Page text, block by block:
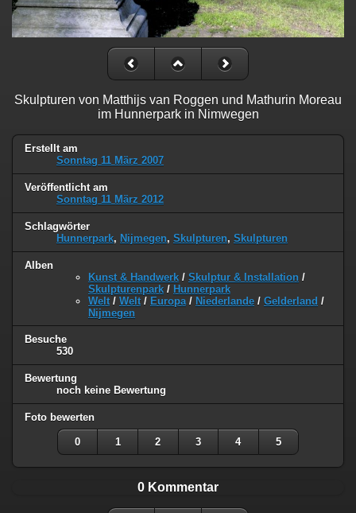
Skulpturen von Matthijs van Roggen und Mathurin Moreau
im Hunnerpark in Nimwegen
Erstellt am
Sonntag 11 März 2007
Veröffentlicht am
Sonntag 11 März 2012
Schlagwörter
Hunnerpark, Nijmegen, Skulpturen, Skulpturen
Alben
Kunst & Handwerk / Skulptur & Installation /
Skulpturenpark / Hunnerpark
Welt / Welt / Europa / Niederlande / Gelderland /
Nijmegen
Besuche
530
Bewertung
noch keine Bewertung
Foto bewerten
0 1 2 3 4 5
0 Kommentar